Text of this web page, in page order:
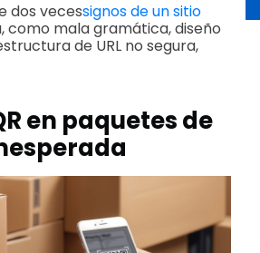
dos vecessignos de un sitio
como mala gramática, diseño
de URL no segura,
en paquetes de